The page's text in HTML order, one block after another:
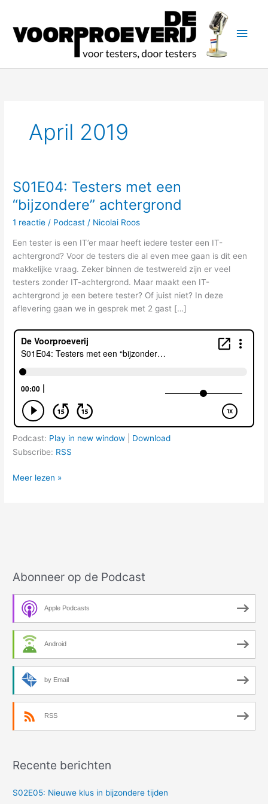
inhoud
April 2019
S01E04: Testers met een
“bijzondere” achtergrond
1 reactie / Podcast / Nicolai Roos
Een tester is een IT’er maar heeft iedere tester een IT-
achtergrond? Voor de testers die al even mee gaan is dit een
makkelijke vraag. Zeker binnen de testwereld zijn er veel
testers zonder IT-achtergrond. Maar maakt een IT-
achtergrond je een betere tester? Of juist niet? In deze
aflevering gaan we in gesprek met 2 gast […]
Podcast: Play in new window
Download
Subscribe: RSS
S01E04:
Meer lezen »
Abonneer op de Podcast
Apple Podcasts
Android
by Email
RSS
Recente berichten
S02E05: Nieuwe klus in bijzondere tijden